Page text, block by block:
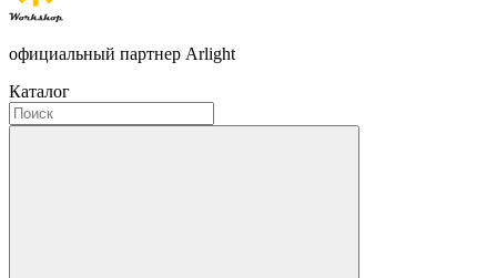
официальный партнер Arlight
Каталог